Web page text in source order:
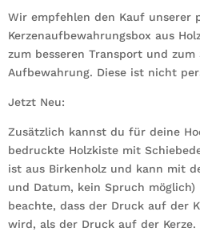
Wir empfehlen den Kauf unserer
Kerzenaufbewahrungsbox aus
zum besseren Transport und
Aufbewahrung. Diese ist nicht
Jetzt Neu:
Zusätzlich kannst du für deine
bedruckte Holzkiste mit
ist aus Birkenholz und kann mit
und Datum, kein Spruch
beachte, dass der Druck auf der
wird, als der Druck auf der Kerze.